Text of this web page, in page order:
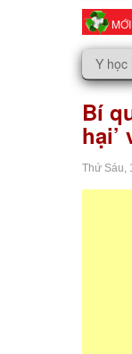
Y học
Bí
hại’
Thứ Sáu,